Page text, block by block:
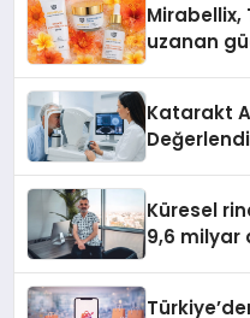
Mirabellix,
uzanan
Katarakt
Küresel
9,6 milyar